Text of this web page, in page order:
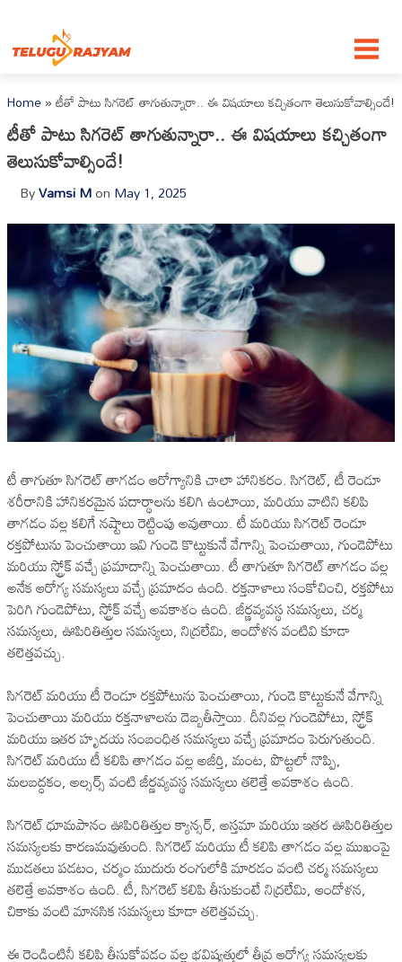
Home»టీతో పాటు సిగరెట్ తాగుతున్నారా.. ఈ విషయాలు కచ్చితంగా తెలుసుకోవాల్సిందే!
టీతో పాటు సిగరెట్ తాగుతున్నారా.. ఈ విషయాలు కచ్చితంగా
తెలుసుకోవాల్సిందే!
ByVamsi Mon May 1, 2025
టీ తాగుతూ సిగరెట్ తాగడం ఆరోగ్యానికి చాలా హానికరం. సిగరెట్, టీ రెండూ
శరీరానికి హానికరమైన పదార్థాలను కలిగి ఉంటాయి, మరియు వాటిని కలిపి
తాగడం వల్ల కలిగే నష్టాలు రెట్టింపు అవుతాయి. టీ మరియు సిగరెట్ రెండూ
రక్తపోటును పెంచుతాయి ఇవి గుండె కొట్టుకునే వేగాన్ని పెంచుతాయి, గుండెపోటు
మరియు స్ట్రోక్ వచ్చే ప్రమాదాన్ని పెంచుతాయి. టీ తాగుతూ సిగరెట్ తాగడం వల్ల
అనేక ఆరోగ్య సమస్యలు వచ్చే ప్రమాదం ఉంది. రక్తనాళాలు సంకోచించి, రక్తపోటు
పెరిగి గుండెపోటు, స్ట్రోక్ వచ్చే అవకాశం ఉంది. జీర్ణవ్యవస్థ సమస్యలు, చర్మ
సమస్యలు, ఊపిరితిత్తుల సమస్యలు, నిద్రలేమి, ఆందోళన వంటివి కూడా
తలెత్తవచ్చు.
సిగరెట్ మరియు టీ రెండూ రక్తపోటును పెంచుతాయి, గుండె కొట్టుకునే వేగాన్ని
పెంచుతాయి మరియు రక్తనాళాలను దెబ్బతీస్తాయి. దీనివల్ల గుండెపోటు, స్ట్రోక్
మరియు ఇతర హృదయ సంబంధిత సమస్యలు వచ్చే ప్రమాదం పెరుగుతుంది.
సిగరెట్ మరియు టీ కలిపి తాగడం వల్ల అజీర్తి, మంట, పొట్టలో నొప్పి,
మలబద్ధకం, అల్సర్స్ వంటి జీర్ణవ్యవస్థ సమస్యలు తలెత్తే అవకాశం ఉంది.
సిగరెట్ ధూమపానం ఊపిరితిత్తుల క్యాన్సర్, అస్తమా మరియు ఇతర ఊపిరితిత్తుల
సమస్యలకు కారణమవుతుంది. సిగరెట్ మరియు టీ కలిపి తాగడం వల్ల ముఖంపై
ముడతలు పడటం, చర్మం ముదురు రంగులోకి మారడం వంటి చర్మ సమస్యలు
తలెత్తే అవకాశం ఉంది. టీ, సిగరెట్ కలిపి తీసుకుంటే నిద్రలేమి, ఆందోళన,
చికాకు వంటి మానసిక సమస్యలు కూడా తలెత్తవచ్చు.
ఈ రెండింటినీ కలిపి తీసుకోవడం వల్ల భవిష్యత్తులో తీవ్ర ఆరోగ్య సమస్యలకు